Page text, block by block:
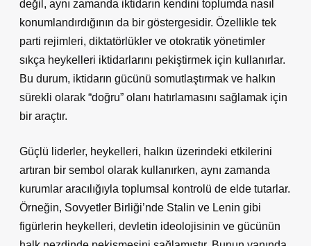
değil, aynı zamanda iktidarın kendini toplumda nasıl
konumlandırdığının da bir göstergesidir. Özellikle tek
parti rejimleri, diktatörlükler ve otokratik yönetimler
sıkça heykelleri iktidarlarını pekiştirmek için kullanırlar.
Bu durum, iktidarın gücünü somutlaştırmak ve halkın
sürekli olarak “doğru” olanı hatırlamasını sağlamak için
bir araçtır.
Güçlü liderler, heykelleri, halkın üzerindeki etkilerini
artıran bir sembol olarak kullanırken, aynı zamanda
kurumlar aracılığıyla toplumsal kontrolü de elde tutarlar.
Örneğin, Sovyetler Birliği’nde Stalin ve Lenin gibi
figürlerin heykelleri, devletin ideolojisinin ve gücünün